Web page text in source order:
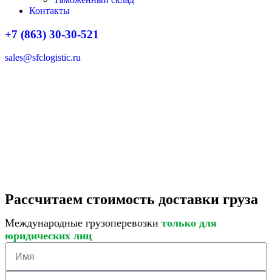
Контакты
+7 (863) 30-30-521
sales@sfclogistic.ru
Рассчитаем стоимость доставки груза
Международные грузоперевозки только для
юридических лиц